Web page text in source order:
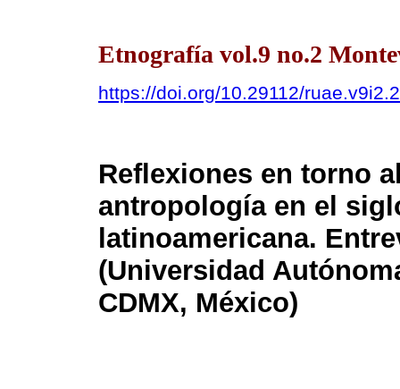
Etnografía vol.9 no.2
https://doi.org/10.29112/
Reflexiones en torno
antropología en el
latinoamericana.
(Universidad
CDMX, México)